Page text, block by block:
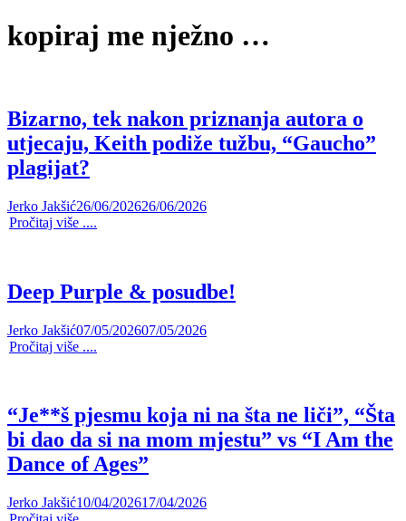
kopiraj me nježno …
Bizarno, tek nakon priznanja autora o
utjecaju, Keith podiže tužbu, “Gaucho”
plagijat?
Jerko Jakšić26/06/202626/06/2026
Pročitaj više ....
Deep Purple & posudbe!
Jerko Jakšić07/05/202607/05/2026
Pročitaj više ....
“Je**š pjesmu koja ni na šta ne liči”, “Šta
bi dao da si na mom mjestu” vs “I Am the
Dance of Ages”
Jerko Jakšić10/04/202617/04/2026